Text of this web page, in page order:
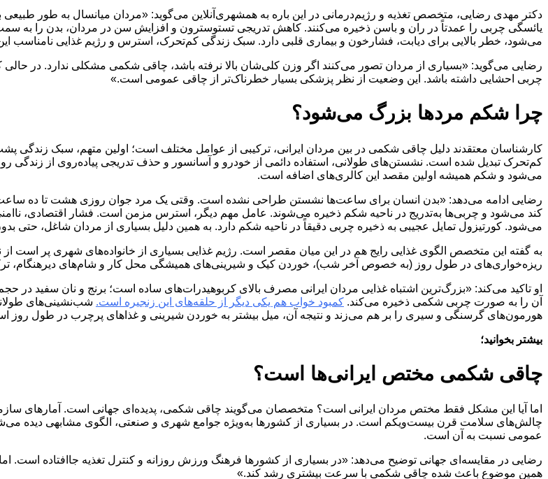
دکتر مهدی رضایی، متخصص تغذیه و رژیم‌درمانی در این ‌باره به همشهری‌آنلاین می‌گوید: «مردان میانسال به ‌طور
یائسگی چربی را عمدتاً در ران و باسن ذخیره می‌کنند. کاهش تدریجی تستوسترون و افزایش سن در مردان، بدن را به
می‌شود، خطر بالایی برای دیابت، فشارخون و بیماری قلبی دارد. سبک زندگی کم‌تحرک، استرس و رژیم غذایی نامناسب
چربی احشایی داشته باشد. این وضعیت از نظر پزشکی بسیار خطرناک‌تر از چاقی عمومی است.»
چرا شکم مردها بزرگ می‌شود؟
کارشناسان معتقدند دلیل چاقی شکمی در بین مردان ایرانی، ترکیبی از عوامل مختلف است؛ اولین متهم، سبک
کم‌تحرک تبدیل شده است. نشستن‌های طولانی، استفاده دائمی از خودرو و آسانسور و حذف تدریجی پیاده‌روی از زندگی
می‌شود و شکم همیشه اولین مقصد این کالری‌های اضافه است.
رضایی ادامه می‌دهد: «بدن انسان برای ساعت‌ها نشستن طراحی نشده است. وقتی یک مرد جوان روزی هشت تا ده ساعت
کند می‌شود و چربی‌ها به‌تدریج در ناحیه شکم ذخیره می‌شوند. عامل مهم دیگر، استرس مزمن است. فشار اقتصادی،
می‌شود. کورتیزول تمایل عجیبی به ذخیره چربی دقیقاً در ناحیه شکم دارد. به همین دلیل بسیاری از مردان شاغل،
به گفته این متخصص الگوی غذایی رایج هم در این میان مقصر است. رژیم غذایی بسیاری از خانواده‌های شهری پر است
ریزه‌خواری‌های در طول روز (به خصوص آخر شب)، خوردن کیک و شیرینی‌های همیشگی محل کار و شام‌های دیرهنگام،
او تاکید می‌کند: «بزرگ‌ترین اشتباه غذایی مردان ایرانی مصرف بالای کربوهیدرات‌های ساده است؛ برنج و نان سفید در
آن را به صورت چربی شکمی ذخیره می‌کند. کمبود خواب هم یکی دیگر از حلقه‌های این زنجیره است. شب‌نشینی‌های
هورمون‌های گرسنگی و سیری را بر هم می‌زند و نتیجه آن، میل بیشتر به خوردن شیرینی و غذاهای پرچرب در طول روز
بیشتر بخوانید؛
چاقی شکمی مختص ایرانی‌ها است؟
اما آیا این مشکل فقط مختص مردان ایرانی است؟ متخصصان می‌گویند چاقی شکمی، پدیده‌ای جهانی است. آمارهای
چالش‌های سلامت قرن بیست‌ویکم است. در بسیاری از کشورها به‌ویژه جوامع شهری و صنعتی، الگوی مشابهی دیده
عمومی نسبت به آن است.
رضایی در مقایسه‌ای جهانی توضیح می‌دهد: «در بسیاری از کشورها فرهنگ ورزش روزانه و کنترل تغذیه جاافتاده‌ است.
همین موضوع باعث شده چاقی شکمی با سرعت بیشتری رشد کند.»